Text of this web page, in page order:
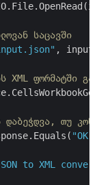
საცავში
,
ფორმატში
თუ
"OK"
to XML